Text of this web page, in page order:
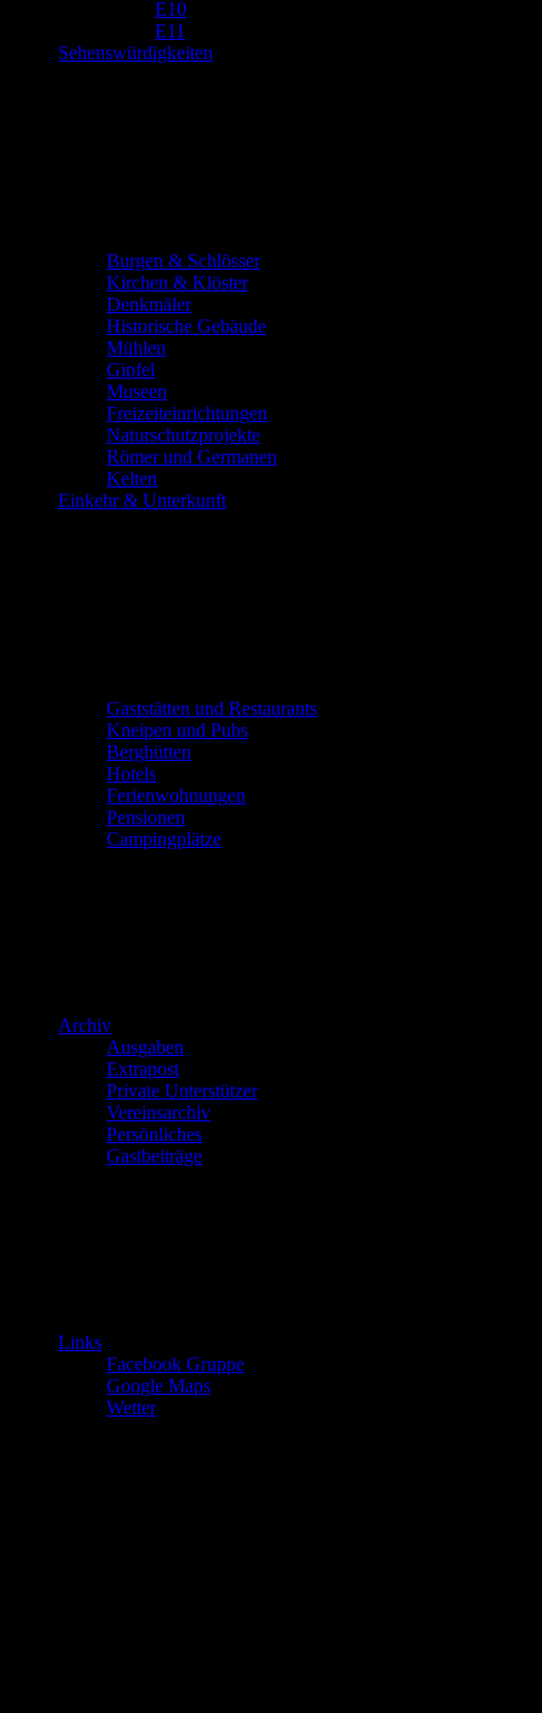
E10
E11
Sehenswürdigkeiten
Burgen & Schlösser
Kirchen & Klöster
Denkmäler
Historische Gebäude
Mühlen
Gipfel
Museen
Freizeiteinrichtungen
Naturschutzprojekte
Römer und Germanen
Kelten
Einkehr & Unterkunft
Gaststätten und Restaurants
Kneipen und Pubs
Berghütten
Hotels
Ferienwohnungen
Pensionen
Campingplätze
Archiv
Ausgaben
Extrapost
Private Unterstützer
Vereinsarchiv
Persönliches
Gastbeiträge
Links
Facebook Gruppe
Google Maps
Wetter